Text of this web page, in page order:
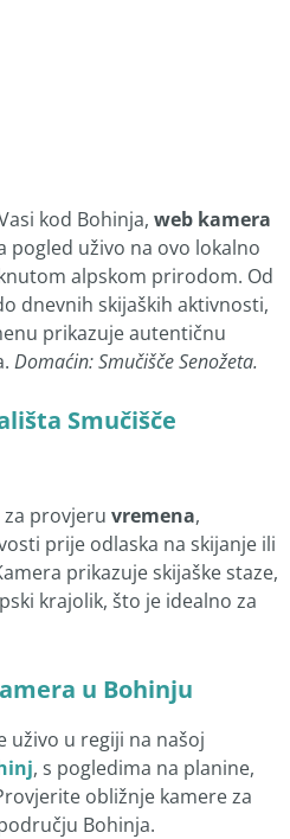
kod Bohinja, web kamera
pogled uživo na ovo lokalno
alpskom prirodom. Od
dnevnih skijaških aktivnosti,
prikazuje autentičnu
Domaćin: Smučišče Senožeta.
Smučišče
provjeru vremena,
prije odlaska na skijanje ili
prikazuje skijaške staze,
krajolik, što je idealno za
u Bohinju
uživo u regiji na našoj
, s pogledima na planine,
obližnje kamere za
Bohinja.